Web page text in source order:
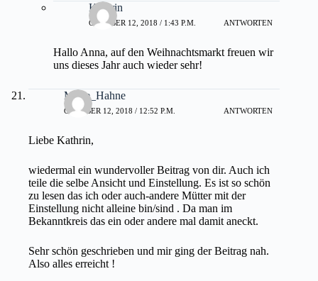
Kathrin
OKTOBER 12, 2018 / 1:43 P.M. ANTWORTEN
Hallo Anna, auf den Weihnachtsmarkt freuen wir
uns dieses Jahr auch wieder sehr!
Marie_Hahne
OKTOBER 12, 2018 / 12:52 P.M. ANTWORTEN
Liebe Kathrin,
wiedermal ein wundervoller Beitrag von dir. Auch ich
teile die selbe Ansicht und Einstellung. Es ist so schön
zu lesen das ich oder auch-andere Mütter mit der
Einstellung nicht alleine bin/sind . Da man im
Bekanntkreis das ein oder andere mal damit aneckt.
Sehr schön geschrieben und mir ging der Beitrag nah.
Also alles erreicht !